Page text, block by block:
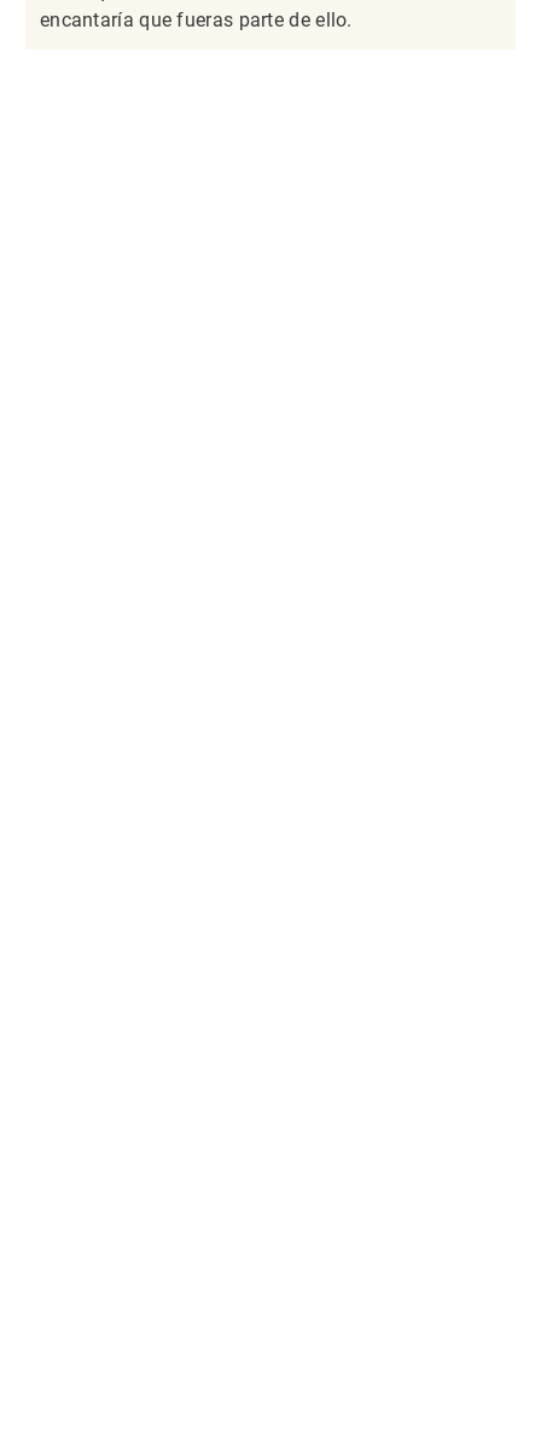
encantaría que fueras parte de ello.